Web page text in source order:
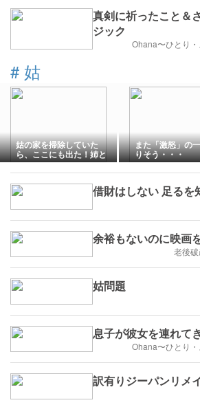
真剣に祈ったこと＆
ジック
Ohana〜ひとり
# 姑
姑の家を掃除していた
ら、ここにも出た！姉と
同居してほしい
また「激怒」の
りそう・・・
借財はしない 足るを
余裕もないのに映画
老後
姑問題
息子が彼女を連れて
Ohana〜ひとり
訳有りジーパンリメ